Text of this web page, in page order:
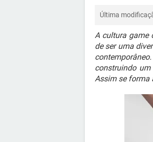
Última
A cultura game
de ser uma
construindo
Assim se forma